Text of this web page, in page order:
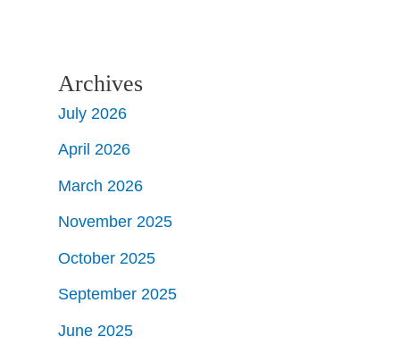
Archives
July 2026
April 2026
March 2026
November 2025
October 2025
September 2025
June 2025